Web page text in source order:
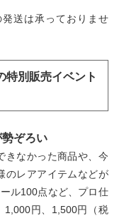
送は承っておりませ
特別販売イベント
ぞろい
きなかった商品や、今
のレアアイテムなどが
ル100点など、プロ仕
1,000円、1,500円（税